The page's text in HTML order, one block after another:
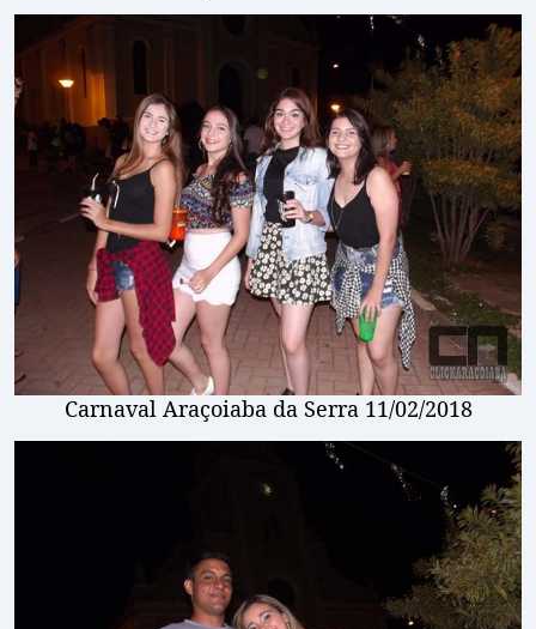
Carnaval Araçoiaba da Serra 11/02/2018